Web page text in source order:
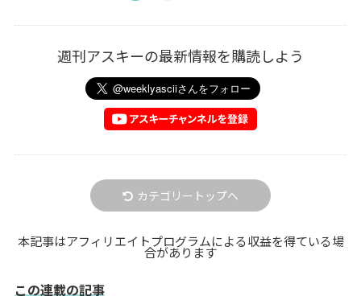
週刊アスキーの最新情報を購読しよう
カテゴリートップへ
本記事はアフィリエイトプログラムによる収益を得ている場
合があります
この連載の記事